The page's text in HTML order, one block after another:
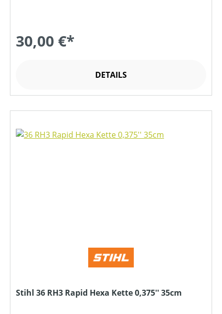
30,00 €*
DETAILS
Stihl 36 RH3 Rapid Hexa Kette 0,375'' 35cm